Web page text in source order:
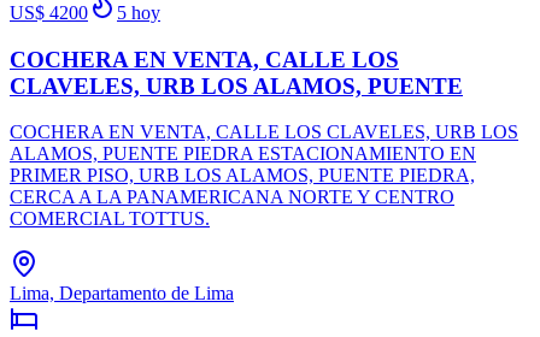
US$ 4200
5 hoy
COCHERA EN VENTA, CALLE LOS
CLAVELES, URB LOS ALAMOS, PUENTE
COCHERA EN VENTA, CALLE LOS CLAVELES, URB LOS
ALAMOS, PUENTE PIEDRA ESTACIONAMIENTO EN
PRIMER PISO, URB LOS ALAMOS, PUENTE PIEDRA,
CERCA A LA PANAMERICANA NORTE Y CENTRO
COMERCIAL TOTTUS.
Lima, Departamento de Lima